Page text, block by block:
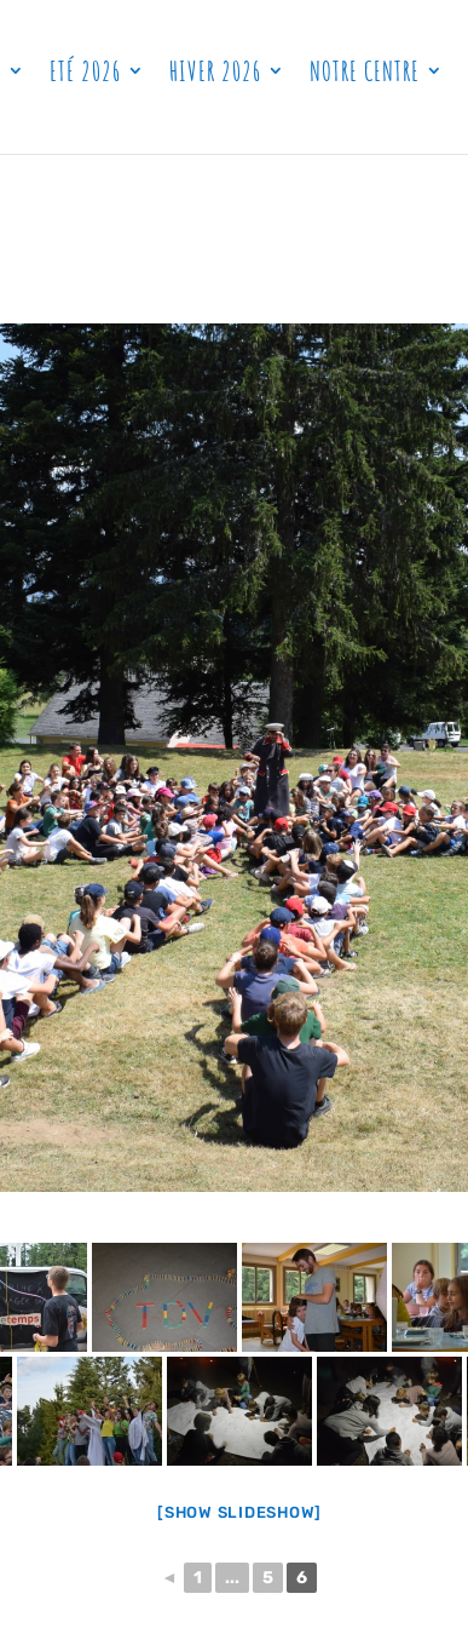
ETÉ 2026 HIVER 2026 NOTRE CENTRE
[SHOW SLIDESHOW]
◄ 1 ... 5 6